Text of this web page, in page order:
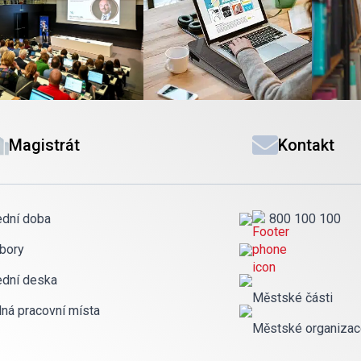
Magistrát
doba
deska
pracovní místa
Kontakt
800 100 100
Městské části
Městské